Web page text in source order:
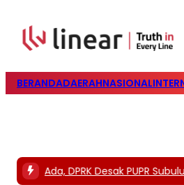
BERANDADAERAHNASIONAL
Ada, DPRK Desak PUPR